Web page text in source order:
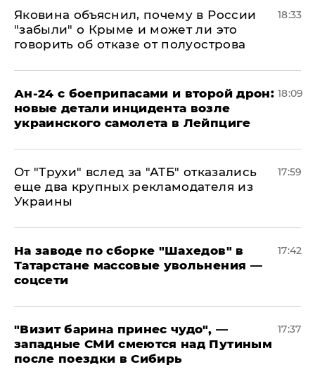
Яковина объяснил, почему в России
"забыли" о Крыме и может ли это
говорить об отказе от полуострова
18:33
Ан-24 с боеприпасами и второй дрон:
новые детали инцидента возле
украинского самолета в Лейпциге
18:09
От "Трухи" вслед за "АТБ" отказались
еще два крупных рекламодателя из
Украины
17:59
На заводе по сборке "Шахедов" в
Татарстане массовые увольнения —
соцсети
17:42
"Визит барина принес чудо", —
западные СМИ смеются над Путиным
после поездки в Сибирь
17:37